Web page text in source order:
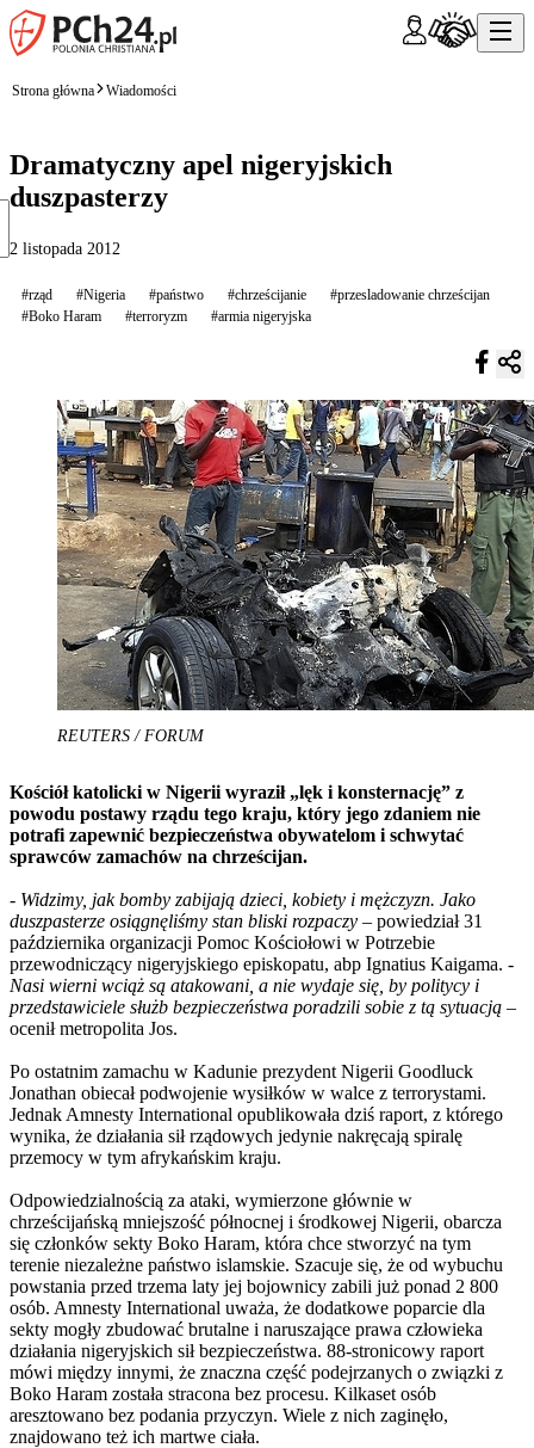
Strona główna Wiadomości
Dramatyczny apel nigeryjskich
duszpasterzy
2 listopada 2012
#rząd #Nigeria #państwo #chrześcijanie
#przesladowanie chrześcijan
#Boko Haram
#terroryzm #armia nigeryjska
REUTERS / FORUM
Kościół katolicki w Nigerii wyraził „lęk i konsternację” z
powodu postawy rządu tego kraju, który jego zdaniem nie
potrafi zapewnić bezpieczeństwa obywatelom i schwytać
sprawców zamachów na chrześcijan.
- Widzimy, jak bomby zabijają dzieci, kobiety i mężczyzn. Jako
duszpasterze osiągnęliśmy stan bliski rozpaczy – powiedział 31
października organizacji Pomoc Kościołowi w Potrzebie
przewodniczący nigeryjskiego episkopatu, abp Ignatius Kaigama. -
Nasi wierni wciąż są atakowani, a nie wydaje się, by politycy i
przedstawiciele służb bezpieczeństwa poradzili sobie z tą sytuacją –
ocenił metropolita Jos.
Po ostatnim zamachu w Kadunie prezydent Nigerii Goodluck
Jonathan obiecał podwojenie wysiłków w walce z terrorystami.
Jednak Amnesty International opublikowała dziś raport, z którego
wynika, że działania sił rządowych jedynie nakręcają spiralę
przemocy w tym afrykańskim kraju.
Odpowiedzialnością za ataki, wymierzone głównie w
chrześcijańską mniejszość północnej i środkowej Nigerii, obarcza
się członków sekty Boko Haram, która chce stworzyć na tym
terenie niezależne państwo islamskie. Szacuje się, że od wybuchu
powstania przed trzema laty jej bojownicy zabili już ponad 2 800
osób. Amnesty International uważa, że dodatkowe poparcie dla
sekty mogły zbudować brutalne i naruszające prawa człowieka
działania nigeryjskich sił bezpieczeństwa. 88-stronicowy raport
mówi między innymi, że znaczna część podejrzanych o związki z
Boko Haram została stracona bez procesu. Kilkaset osób
aresztowano bez podania przyczyn. Wiele z nich zaginęło,
znajdowano też ich martwe ciała.